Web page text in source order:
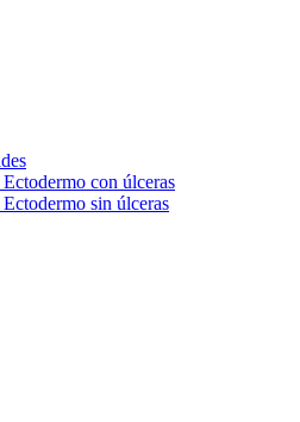
con úlceras
sin úlceras